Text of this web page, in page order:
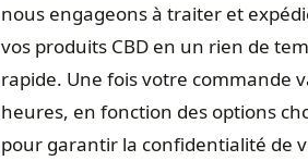
nous engageons à traiter et
vos produits CBD en un rien de
rapide. Une fois votre commande
heures, en fonction des options
pour garantir la confidentialité de